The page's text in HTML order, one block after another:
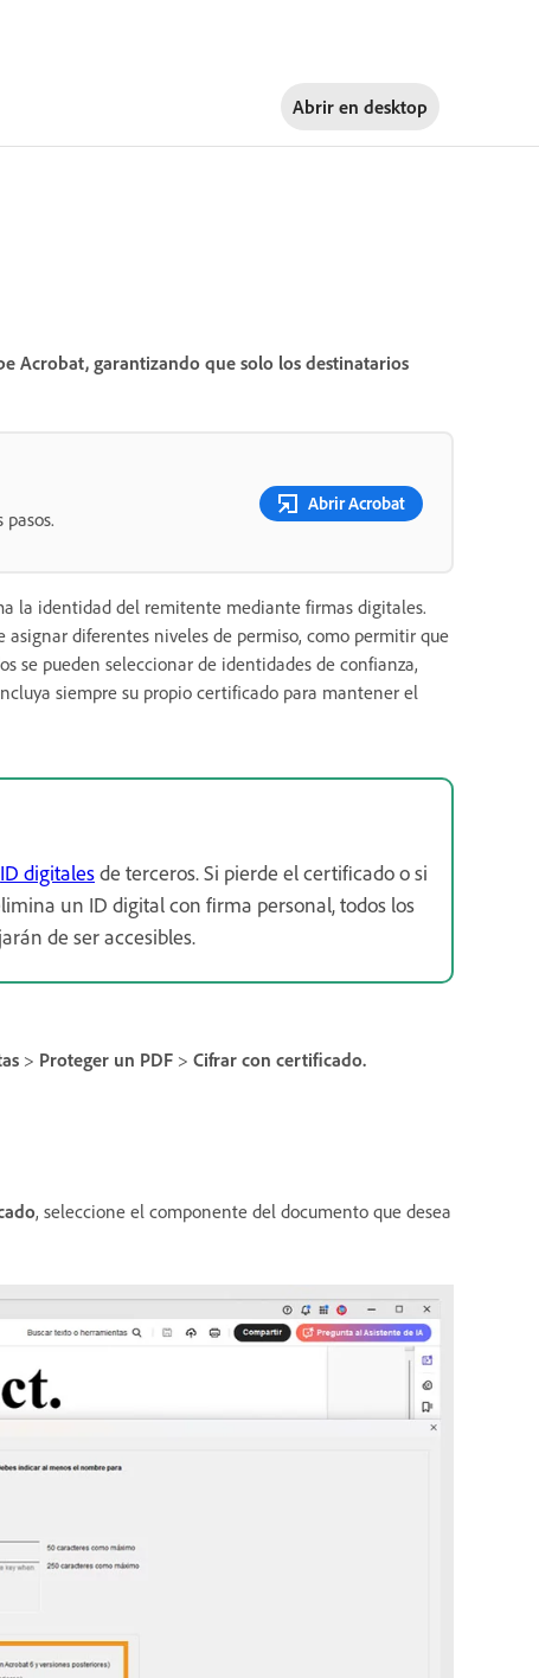
Abrir en desktop
Acrobat, garantizando que solo los destinatarios
Abrir Acrobat
la identidad del remitente mediante firmas digitales.
asignar diferentes niveles de permiso, como permitir que
se pueden seleccionar de identidades de confianza,
siempre su propio certificado para mantener el
ID digitalesde terceros. Si pierde el certificado o si
un ID digital con firma personal, todos los
de ser accesibles.
> Proteger un PDF > Cifrar con certificado.
, seleccione el componente del documento que desea